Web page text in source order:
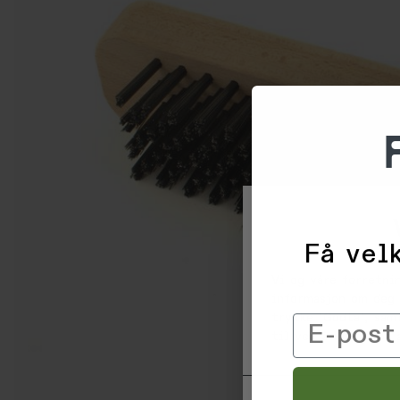
Vi og våre
trykke 'Godta',
til ved å klikke på
Få
Email